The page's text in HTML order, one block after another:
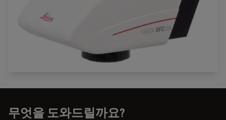
무엇을 도와드릴까요?